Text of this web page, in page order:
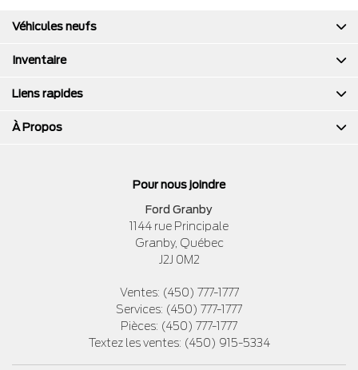
Pour nous joindre
Ford Granby
1144 rue Principale
Granby, Québec
J2J 0M2
Ventes: (450) 777-1777
Services: (450) 777-1777
Pièces: (450) 777-1777
Textez les ventes: (450) 915-5334
Véhicules neufs
Inventaire
Liens rapides
À Propos